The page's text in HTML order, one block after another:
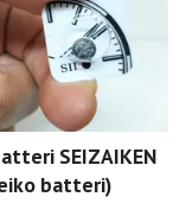
SEIZAIKEN
batteri)